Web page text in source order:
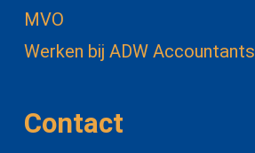
MVO
Werken bij ADW Accountants
Contact